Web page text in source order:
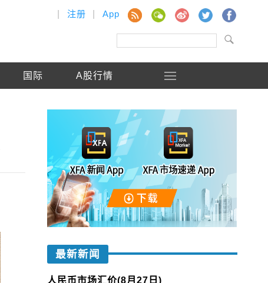
注册 App
国际 A股行情
最新新闻
人民币市场汇价(8月27日)